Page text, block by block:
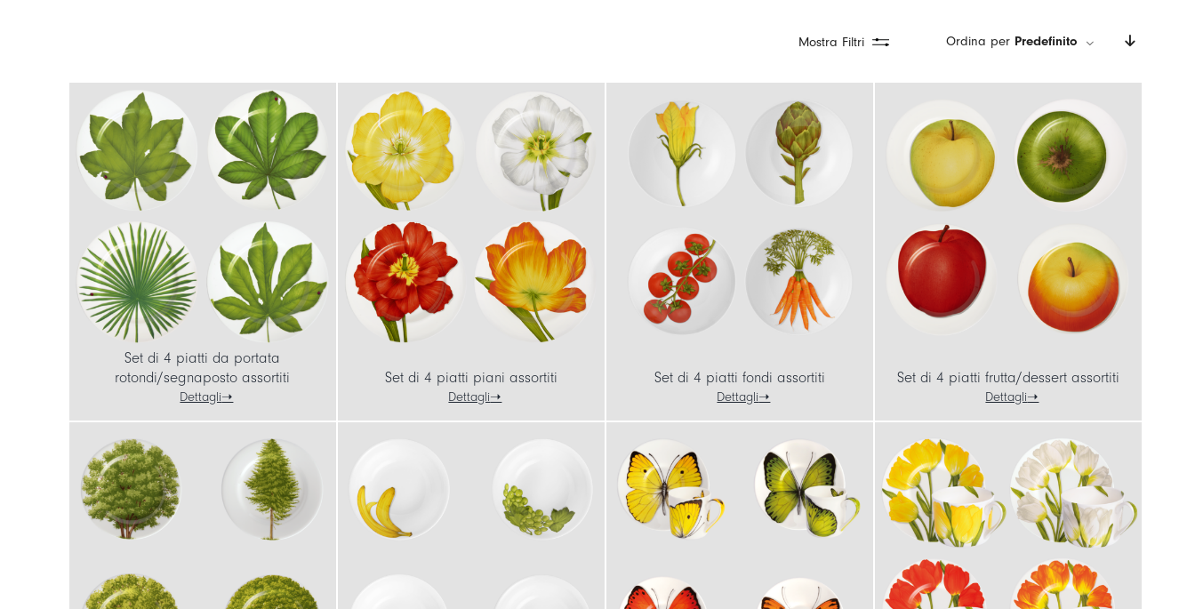
Mostra Filtri Ordina per Predefinito
Set di 4 piatti da portata
rotondi/segnaposto assortiti
Dettagli
Set di 4 piatti piani assortiti
Dettagli
Set di 4 piatti fondi assortiti
Dettagli
Set di 4 piatti frutta/dessert assortiti
Dettagli